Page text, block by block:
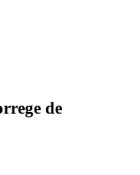
de